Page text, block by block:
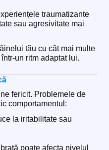
traumatizante
sau agresivitate mai
tău cu cât mai multe
un ritm adaptat lui.
fericit. Problemele de
comportamentul:
la iritabilitate sau
poate afecta nivelul